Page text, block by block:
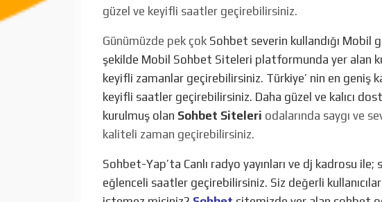
güzel ve keyifli saatler geçirebilirsiniz.
Günümüzde pek çok Sohbet severin kullandığı
şekilde Mobil Sohbet Siteleri platformunda yer alan
keyifli zamanlar geçirebilirsiniz. Türkiye’ nin en geniş
keyifli saatler geçirebilirsiniz. Daha güzel ve kalıcı
kurulmuş olan Sohbet Siteleri odalarında saygı ve
kaliteli zaman geçirebilirsiniz.
Sohbet-Yap’ta Canlı radyo yayınları ve dj kadrosu
eğlenceli saatler geçirebilirsiniz. Siz değerli